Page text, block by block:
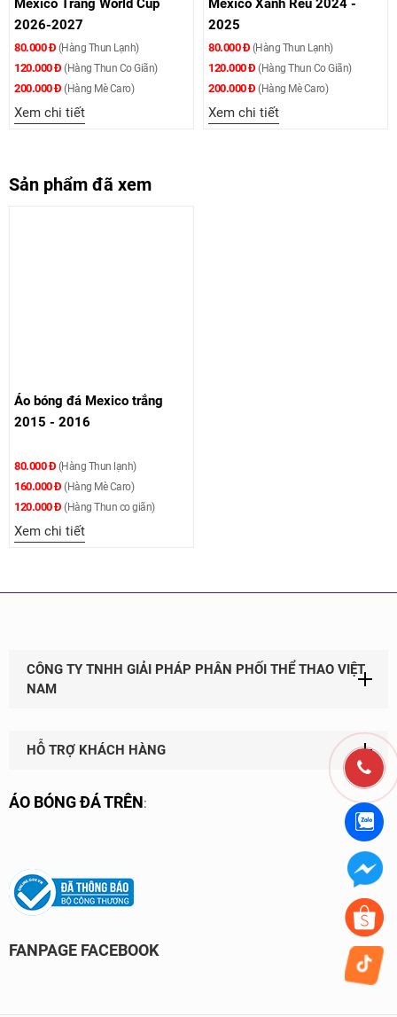
Mexico Trắng World Cup
2026-2027
80.000 Đ (Hàng Thun Lạnh)
120.000 Đ (Hàng Thun Co Giãn)
200.000 Đ (Hàng Mè Caro)
Xem chi tiết
Mexico Xanh Rêu 2024 -
2025
80.000 Đ (Hàng Thun Lạnh)
120.000 Đ (Hàng Thun Co Giãn)
200.000 Đ (Hàng Mè Caro)
Xem chi tiết
Sản phẩm đã xem
Áo bóng đá Mexico trắng
2015 - 2016
80.000 Đ (Hàng Thun lạnh)
160.000 Đ (Hàng Mè Caro)
120.000 Đ (Hàng Thun co giãn)
Xem chi tiết
CÔNG TY TNHH GIẢI PHÁP PHÂN PHỐI THỂ THAO VIỆT
NAM
HỖ TRỢ KHÁCH HÀNG
ÁO BÓNG ĐÁ TRÊN:
FANPAGE FACEBOOK